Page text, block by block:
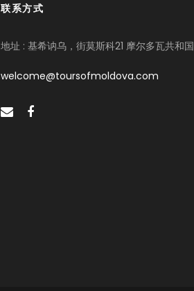
联系方式
地址 : 基希讷乌，街莫斯科21 摩尔多瓦共和国
welcome@toursofmoldova.com